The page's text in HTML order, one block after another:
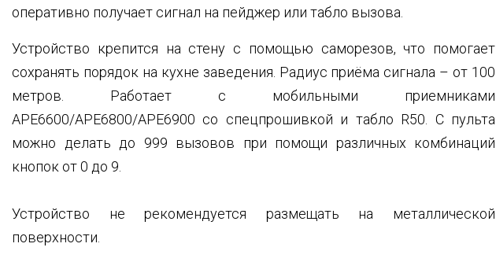
оперативно получает сигнал на пейджер или табло вызова.
Устройство крепится на стену с помощью саморезов, что помогает
сохранять порядок на кухне заведения. Радиус приёма сигнала – от 100
метров. Работает с мобильными приемниками
APE6600/APE6800/APE6900 со спецпрошивкой и табло R50. С пульта
можно делать до 999 вызовов при помощи различных комбинаций
кнопок от 0 до 9.
Устройство не рекомендуется размещать на металлической
поверхности.